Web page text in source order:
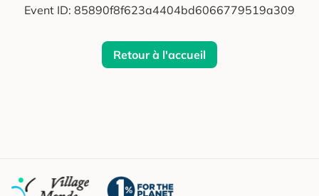
Event ID: 85890f8f623a4404bd6066779519a309
Retour à l'accueil